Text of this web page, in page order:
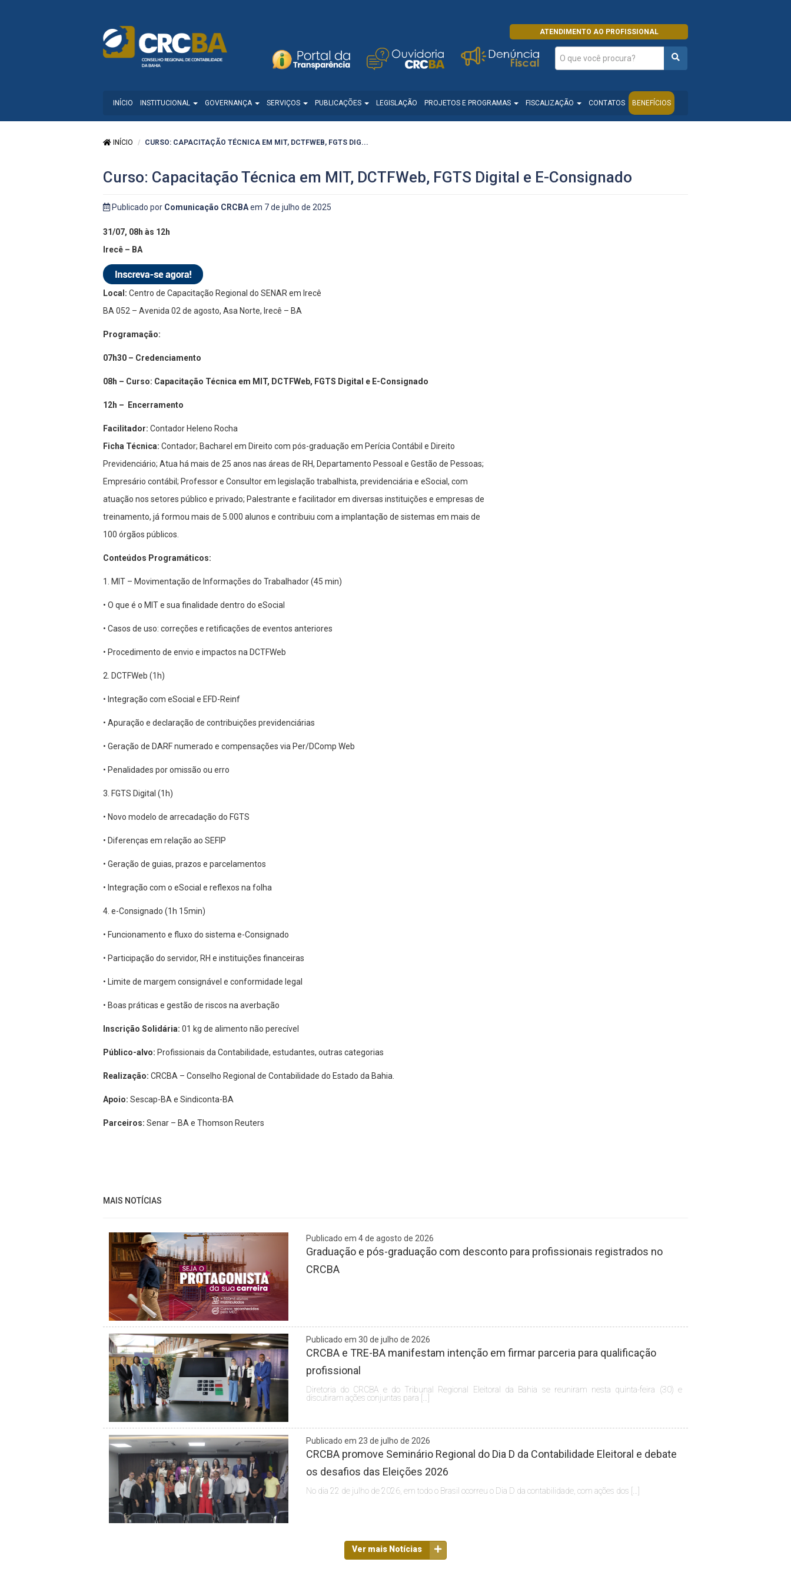
ATENDIMENTO AO PROFISSIONAL
INÍCIO INSTITUCIONAL GOVERNANÇA SERVIÇOS PUBLICAÇÕES LEGISLAÇÃO PROJETOS E PROGRAMAS FISCALIZAÇÃO CONTATOS BENEFÍCIOS
INÍCIO CURSO: CAPACITAÇÃO TÉCNICA EM MIT, DCTFWEB, FGTS DIG...
Curso: Capacitação Técnica em MIT, DCTFWeb, FGTS Digital e E-Consignado
Publicado por Comunicação CRCBAem 7 de julho de 2025
31/07, 08h às 12h
Irecê – BA
Local: Centro de Capacitação Regional do SENAR em Irecê
BA 052 – Avenida 02 de agosto, Asa Norte, Irecê – BA
Programação:
07h30 – Credenciamento
08h – Curso: Capacitação Técnica em MIT, DCTFWeb, FGTS Digital e E-Consignado
12h – Encerramento
Facilitador: Contador Heleno Rocha
Ficha Técnica: Contador; Bacharel em Direito com pós-graduação em Perícia Contábil e Direito
Previdenciário; Atua há mais de 25 anos nas áreas de RH, Departamento Pessoal e Gestão de Pessoas;
Empresário contábil; Professor e Consultor em legislação trabalhista, previdenciária e eSocial, com
atuação nos setores público e privado; Palestrante e facilitador em diversas instituições e empresas de
treinamento, já formou mais de 5.000 alunos e contribuiu com a implantação de sistemas em mais de
100 órgãos públicos.
Conteúdos Programáticos:
1. MIT – Movimentação de Informações do Trabalhador (45 min)
• O que é o MIT e sua finalidade dentro do eSocial
• Casos de uso: correções e retificações de eventos anteriores
• Procedimento de envio e impactos na DCTFWeb
2. DCTFWeb (1h)
• Integração com eSocial e EFD-Reinf
• Apuração e declaração de contribuições previdenciárias
• Geração de DARF numerado e compensações via Per/DComp Web
• Penalidades por omissão ou erro
3. FGTS Digital (1h)
• Novo modelo de arrecadação do FGTS
• Diferenças em relação ao SEFIP
• Geração de guias, prazos e parcelamentos
• Integração com o eSocial e reflexos na folha
4. e-Consignado (1h 15min)
• Funcionamento e fluxo do sistema e-Consignado
• Participação do servidor, RH e instituições financeiras
• Limite de margem consignável e conformidade legal
• Boas práticas e gestão de riscos na averbação
Inscrição Solidária: 01 kg de alimento não perecível
Público-alvo: Profissionais da Contabilidade, estudantes, outras categorias
Realização: CRCBA – Conselho Regional de Contabilidade do Estado da Bahia.
Apoio: Sescap-BA e Sindiconta-BA
Parceiros: Senar – BA e Thomson Reuters
MAIS NOTÍCIAS
Publicado em 4 de agosto de 2026
Graduação e pós-graduação com desconto para profissionais registrados no
CRCBA
Publicado em 30 de julho de 2026
CRCBA e TRE-BA manifestam intenção em firmar parceria para qualificação
profissional
Diretoria do CRCBA e do Tribunal Regional Eleitoral da Bahia se reuniram nesta quinta-feira (30) e
discutiram ações conjuntas para […]
Publicado em 23 de julho de 2026
CRCBA promove Seminário Regional do Dia D da Contabilidade Eleitoral e debate
os desafios das Eleições 2026
No dia 22 de julho de 2026, em todo o Brasil ocorreu o Dia D da contabilidade, com ações dos […]
Ver mais Notícias